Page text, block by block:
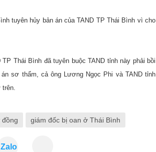
tuyên hủy bản án của TAND TP Thái Bình vì cho
Thái Bình đã tuyên buộc TAND tỉnh này phải bồi
sơ thẩm, cả ông Lương Ngọc Phi và TAND tỉnh
trên.
đồng giám đốc bị oan ở Thái Bình
Zalo